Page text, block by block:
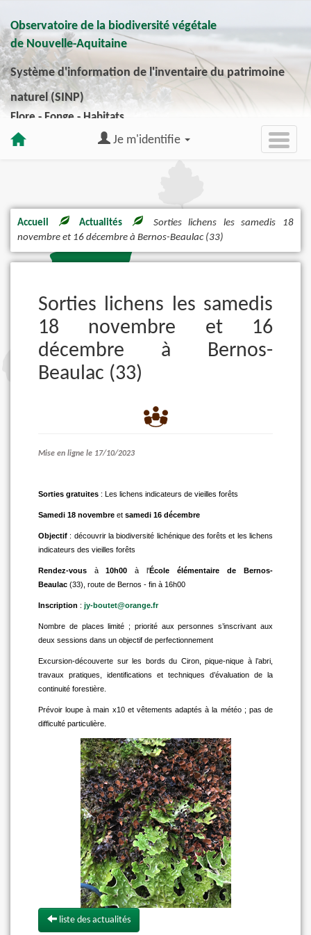
Observatoire de la biodiversité végétale
de Nouvelle-Aquitaine
Système d'information de l'inventaire du patrimoine
naturel (SINP)
Flore - Fonge - Habitats
Je m'identifie
Accueil Actualités
Sorties lichens les samedis 18
novembre et 16 décembre à Bernos-Beaulac (33)
Sorties lichens les samedis
18 novembre et 16
décembre à Bernos-
Beaulac (33)
Mise en ligne le 17/10/2023
Sorties gratuites : Les lichens indicateurs de vieilles forêts
Samedi 18 novembre et samedi 16 décembre
Objectif : découvrir la biodiversité lichénique des forêts et les lichens
indicateurs des vieilles forêts
Rendez-vous à 10h00 à l'École élémentaire de Bernos-
Beaulac (33), route de Bernos - fin à 16h00
Inscription : jy-boutet@orange.fr
Nombre de places limité ; priorité aux personnes s’inscrivant aux
deux sessions dans un objectif de perfectionnement
Excursion-découverte sur les bords du Ciron, pique-nique à l’abri,
travaux pratiques, identifications et techniques d’évaluation de la
continuité forestière.
Prévoir loupe à main x10 et vêtements adaptés à la météo ; pas de
difficulté particulière.
liste des actualités